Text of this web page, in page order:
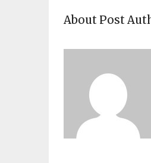
About Post